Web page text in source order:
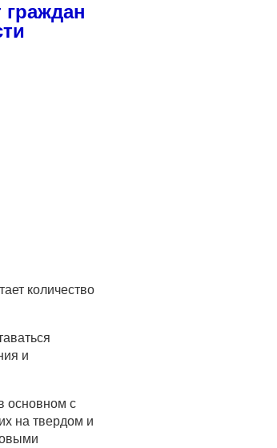
граждан
количество
и
основном с
на твердом и